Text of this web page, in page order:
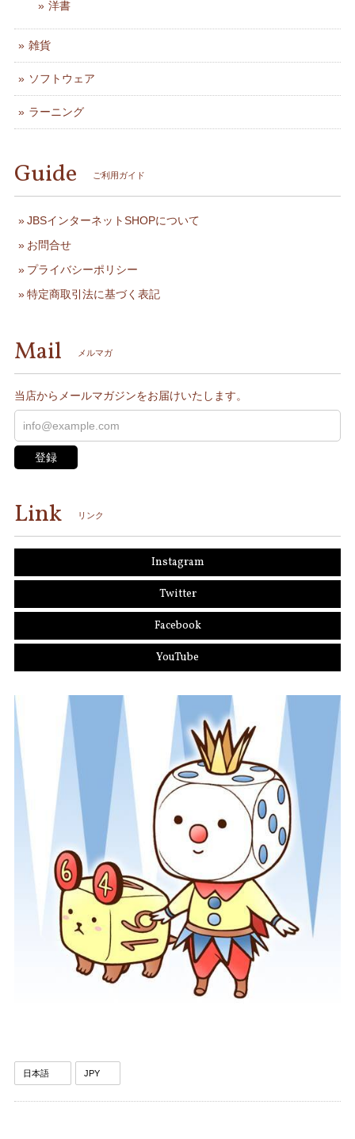
洋書
雑貨
ソフトウェア
ラーニング
Guide ご利用ガイド
JBSインターネットSHOPについて
お問合せ
プライバシーポリシー
特定商取引法に基づく表記
Mail メルマガ
当店からメールマガジンをお届けいたします。
登録
Link リンク
Instagram
Twitter
Facebook
YouTube